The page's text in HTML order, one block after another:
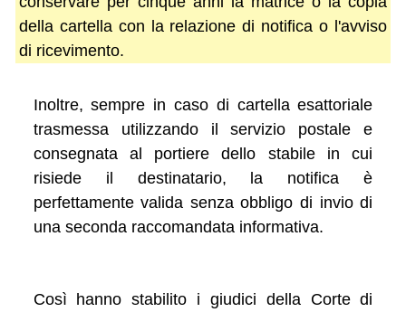
della cartella con la relazione di notifica o l'avviso
di ricevimento.
Inoltre, sempre in caso di cartella esattoriale
trasmessa utilizzando il servizio postale e
consegnata al portiere dello stabile in cui
risiede il destinatario, la notifica è
perfettamente valida senza obbligo di invio di
una seconda raccomandata informativa.
Così hanno stabilito i giudici della Corte di